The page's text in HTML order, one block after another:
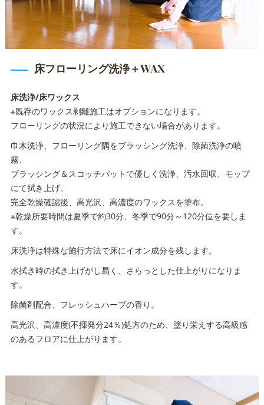
床フローリング洗浄＋WAX
床洗浄/床ワックス
※既存のワックス剥離施工はオプションになります。
フローリングの状況により施工できない場合があります。
巾木洗浄、フローリング隅をブラッシング洗浄、除菌洗浄の噴
霧、
ブラッシング＆スコッチパットで優しく洗浄、汚水回収、モップ
にて拭き上げ、
完全乾燥確認後、高光沢、高濃度のワックスを塗布。
※乾燥所要時間は夏季で約30分、冬季で90分～120分位を要しま
す。
床洗浄は特殊な施行方法で床にイオン成分を残します。
水拭き時の拭き上げがし易く、さらっとした仕上がりになりま
す。
除菌剤配合、フレッシュハーブの香り。
高光沢、高濃度(不揮発分24％)処方のため、塗り栄えする高級感
のあるフロアに仕上がります。